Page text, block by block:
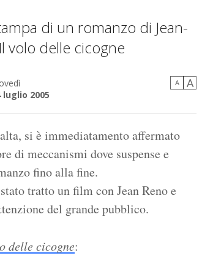
di un romanzo di Jean-
volo delle cicogne
luglio 2005
A A
si è immediatamento affermato
di meccanismi dove suspense e
fino alla fine.
tratto un film con Jean Reno e
del grande pubblico.
delle cicogne: